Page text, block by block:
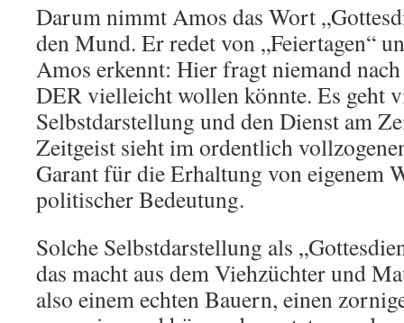
Darum nimmt Amos das Wort
den Mund. Er redet von „Feiertagen“
Amos erkennt: Hier fragt niemand
DER vielleicht wollen könnte. Es geht
Selbstdarstellung und den Dienst am
Zeitgeist sieht im ordentlich
Garant für die Erhaltung von eigenem
politischer Bedeutung.
Solche Selbstdarstellung als
das macht aus dem Viehzüchter und
also einem echten Bauern, einen